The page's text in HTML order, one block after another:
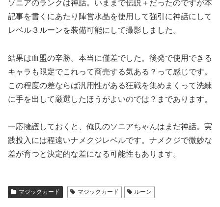
ソニアのランクは神話。いままで伝説＋だったのですが本
記事を書くにあたり陣営水晶を使用して強引に神話にして
レベル３ルーンを装備可能にして撮影しました。
結果は血盟の辛勝。本当に僅差でした。後発で使用できる
キャラも限定でこれって商売する気ある？って感じです。
この程度の差ならば汎用性がある狂戦を集めまくって洗練
に手を出して厳選したほうがよいのでは？まであります。
一応擁護しておくと、俺氏のソニアちゃんはまだ神話。実
践投入には程遠いナメクジレベルです。ナメクジで微妙な
差が育つと決定的な差になる可能性もあります。
マジックカード マジックカード ルーン